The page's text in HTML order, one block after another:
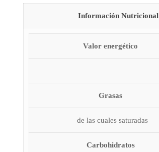
Información Nutricional
Valor energético
Grasas
de las cuales saturadas
Carbohidratos